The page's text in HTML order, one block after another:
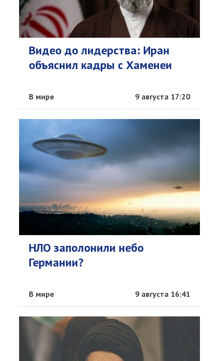
Видео до лидерства: Иран
объяснил кадры с Хаменеи
В мире 9 августа 17:20
НЛО заполонили небо
Германии?
В мире 9 августа 16:41